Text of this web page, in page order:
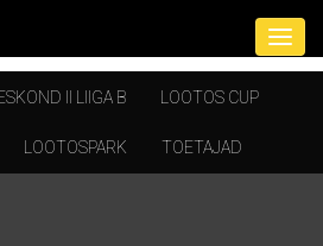
II LIIGA B LOOTOS CUP
LOOTOSPARK TOETAJAD